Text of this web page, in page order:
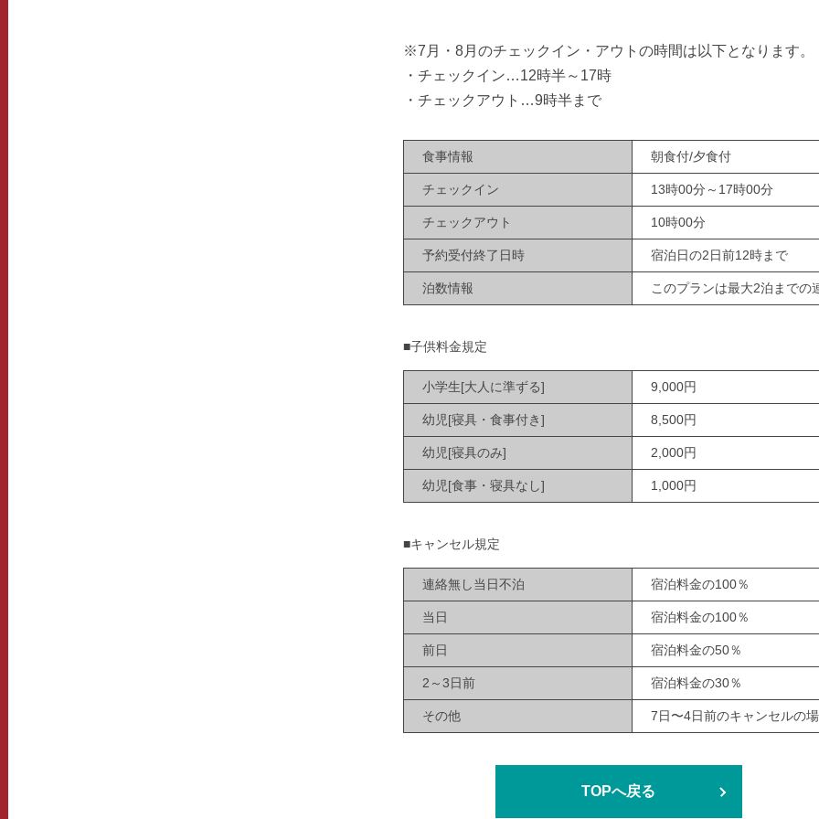
※7月・8月のチェックイン・アウトの時間は以下となります。
・チェックイン…12時半～17時
・チェックアウト…9時半まで
食事情報 朝食付/夕食付
チェックイン 13時00分～17時00分
チェックアウト 10時00分
予約受付終了日時 宿泊日の2日前12時まで
泊数情報 このプランは最大2泊までの
■子供料金規定
小学生[大人に準ずる] 9,000円
幼児[寝具・食事付き] 8,500円
幼児[寝具のみ] 2,000円
幼児[食事・寝具なし] 1,000円
■キャンセル規定
連絡無し当日不泊 宿泊料金の100％
当日 宿泊料金の100％
前日 宿泊料金の50％
2～3日前 宿泊料金の30％
その他 7日〜4日前のキャンセルの
TOPへ戻る